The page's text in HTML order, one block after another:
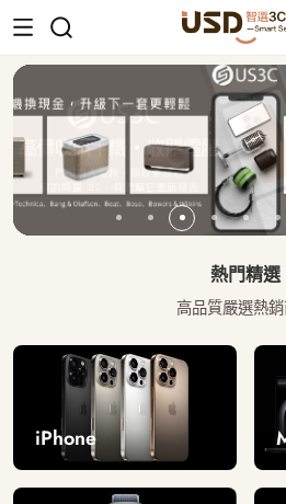
USD 智選二手3C商
熱門精選
高品質嚴選熱
iPhone